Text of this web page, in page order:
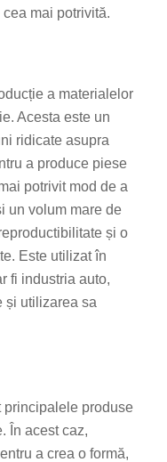
mai potrivită.
a materialelor
Acesta este un
ridicate asupra
a produce piese
potrivit mod de a
un volum mare de
și o
Este utilizat în
fi industria auto,
și utilizarea sa
principalele produse
În acest caz,
a crea o formă,